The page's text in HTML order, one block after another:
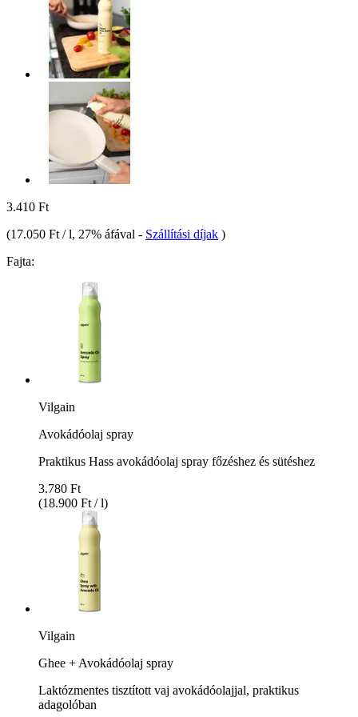
3.410 Ft
(17.050 Ft / l, 27% áfával - Szállítási díjak )
Fajta:
Vilgain
Avokádóolaj spray
Praktikus Hass avokádóolaj spray főzéshez és sütéshez
3.780 Ft
(18.900 Ft / l)
Vilgain
Ghee + Avokádóolaj spray
Laktózmentes tisztított vaj avokádóolajjal, praktikus
adagolóban